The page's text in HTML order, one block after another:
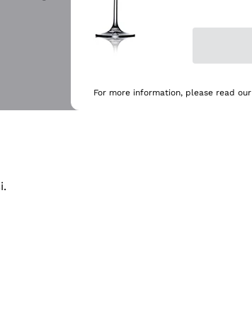
For more information, please read our